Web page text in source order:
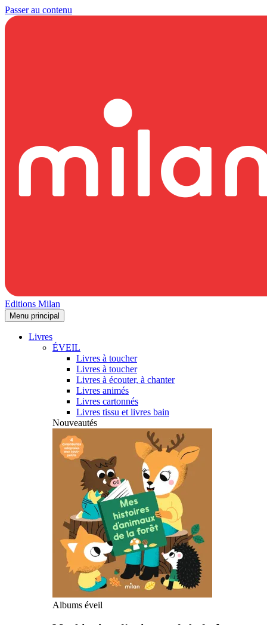
Passer au contenu
Editions Milan
Menu principal
Livres
ÉVEIL
Livres à toucher
Livres à toucher
Livres à écouter, à chanter
Livres animés
Livres cartonnés
Livres tissu et livres bain
Nouveautés
Albums éveil